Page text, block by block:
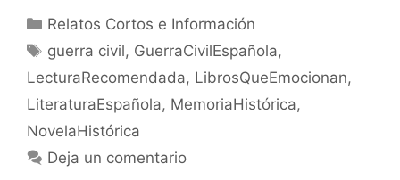
c
e
b
o
o
k
itt
er
at
s
A
p
p
ai
l
m
p
ar
tir
Categorías
Relatos Cortos e Información
Etiquetas
guerra civil, GuerraCivilEspañola,
LecturaRecomendada, LibrosQueEmocionan,
LiteraturaEspañola, MemoriaHistórica,
NovelaHistórica
Deja un comentario